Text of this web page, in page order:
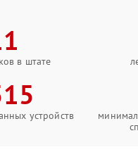
в штате
устройств